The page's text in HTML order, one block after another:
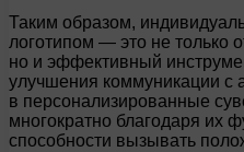
Таким образом,
логотипом — это не только
но и эффективный
улучшения коммуникации с
в персонализированные
многократно благодаря их
способности вызывать